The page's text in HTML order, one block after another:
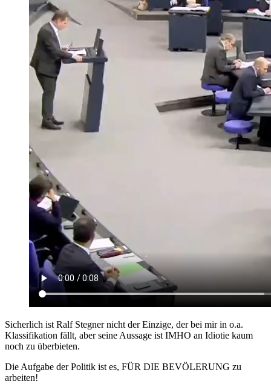
Sicherlich ist Ralf Stegner nicht der Einzige, der bei mir in o.a.
Klassifikation fällt, aber seine Aussage ist IMHO an Idiotie kaum
noch zu überbieten.
Die Aufgabe der Politik ist es, FÜR DIE BEVÖLERUNG zu
arbeiten!